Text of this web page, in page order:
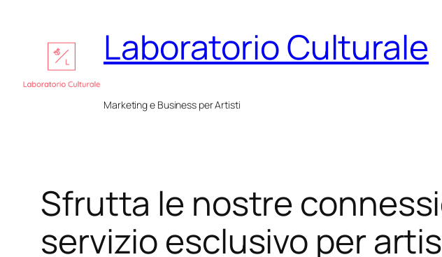
contenuto
Laboratorio Culturale
Marketing e Business per Artisti
Sfrutta le nostre
servizio esclusivo per